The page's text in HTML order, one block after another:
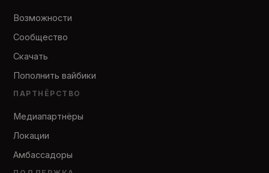
Возможности
Сообщество
Скачать
Пополнить вайбики
ПАРТНЁРСТВО
Медиапартнёры
Локации
Амбассадоры